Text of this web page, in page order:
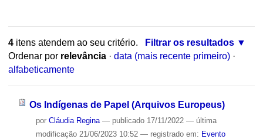
4itens atendem ao seu critério.
Filtrar os resultados
Ordenar por relevância · data (mais recente primeiro) ·
alfabeticamente
Os Indígenas de Papel (Arquivos Europeus)
por Cláudia Regina — publicado17/11/2022 — última
modificação21/06/2023 10:52 — registrado em: Evento